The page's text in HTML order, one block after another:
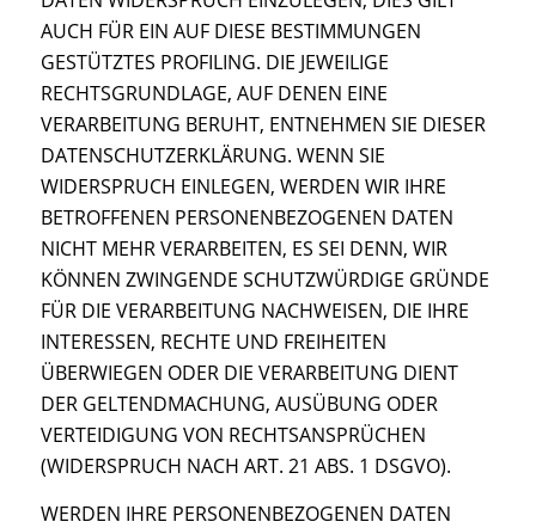
AUCH FÜR EIN AUF DIESE BESTIMMUNGEN
GESTÜTZTES PROFILING. DIE JEWEILIGE
RECHTSGRUNDLAGE, AUF DENEN EINE
VERARBEITUNG BERUHT, ENTNEHMEN SIE DIESER
DATENSCHUTZERKLÄRUNG. WENN SIE
WIDERSPRUCH EINLEGEN, WERDEN WIR IHRE
BETROFFENEN PERSONENBEZOGENEN DATEN
NICHT MEHR VERARBEITEN, ES SEI DENN, WIR
KÖNNEN ZWINGENDE SCHUTZWÜRDIGE GRÜNDE
FÜR DIE VERARBEITUNG NACHWEISEN, DIE IHRE
INTERESSEN, RECHTE UND FREIHEITEN
ÜBERWIEGEN ODER DIE VERARBEITUNG DIENT
DER GELTENDMACHUNG, AUSÜBUNG ODER
VERTEIDIGUNG VON RECHTSANSPRÜCHEN
(WIDERSPRUCH NACH ART. 21 ABS. 1 DSGVO).
WERDEN IHRE PERSONENBEZOGENEN DATEN